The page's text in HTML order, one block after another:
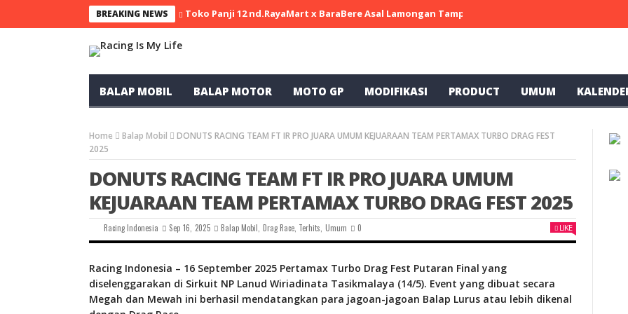
BREAKING NEWS Toko Panji 12 nd.RayaMart x BaraBere Asal Lamongan Tampil Kompetitif, Raih Tiga Podium di
BALAP MOBIL BALAP MOTOR MOTO GP MODIFIKASI PRODUCT UMUM
Home Balap Mobil
DONUTS RACING TEAM FT IR PRO JUARA UMUM KEJUARAAN TEAM PERTAMAX TURBO DRAG FEST
2025
DONUTS RACING TEAM FT IR PRO JUARA UMUM
KEJUARAAN TEAM PERTAMAX TURBO DRAG FEST 2025
Racing Indonesia Sep 16, 2025 Balap Mobil Drag Race, Terhits ,Umum 0 LIKE
Racing Indonesia – 16 September 2025 Pertamax Turbo Drag Fest Putaran Final yang
diselenggarakan di Sirkuit NP Lanud Wiriadinata Tasikmalaya (14/5). Event yang dibuat secara
Megah dan Mewah ini berhasil mendatangkan para jagoan-jagoan Balap Lurus atau lebih dikenal